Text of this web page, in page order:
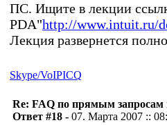
ПС. Ищите в лекции
PDA"http://www.intuit.ru/
Лекция развернется
Skype/VoIPICQ
Re: FAQ по прямым
Ответ #18 - 07. Марта 2007 ::